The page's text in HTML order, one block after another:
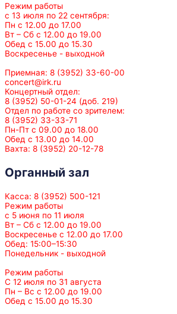
Режим работы
с 13 июля по 22 сентября:
Пн с 12.00 до 17.00
Вт – Сб с 12.00 до 19.00
Обед с 15.00 до 15.30
Воскресенье - выходной
Приемная: 8 (3952) 33-60-00
concert@irk.ru
Концертный отдел:
8 (3952) 50-01-24 (доб. 219)
Отдел по работе со зрителем:
8 (3952) 33-33-71
Пн-Пт с 09.00 до 18.00
Обед с 13.00 до 14.00
Вахта: 8 (3952) 20-12-78
Органный зал
Касса: 8 (3952) 500-121
Режим работы
с 5 июня по 11 июля
Вт – Сб с 12.00 до 19.00
Воскресенье с 12.00 до 17.00
Обед: 15:00–15:30
Понедельник - выходной
Режим работы
С 12 июля по 31 августа
Пн – Вс с 12.00 до 19.00
Обед с 15.00 до 15.30